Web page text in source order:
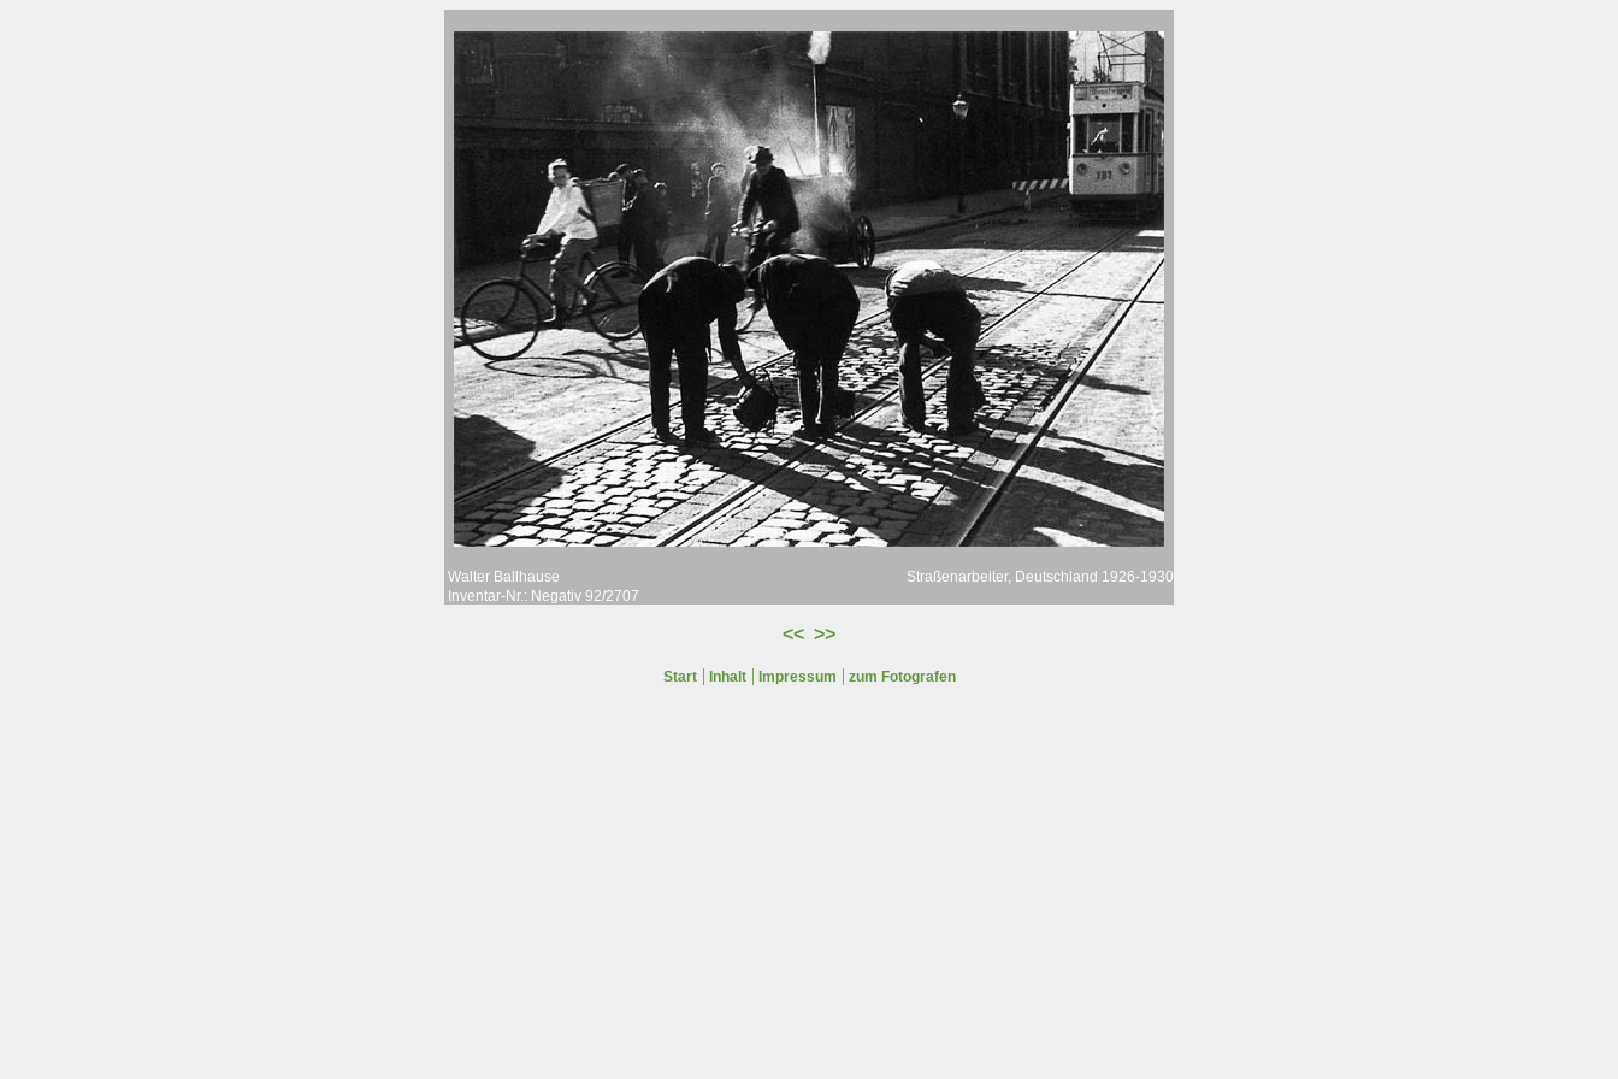
Walter Ballhause
Straßenarbeiter, Deutschland 1926-1930
Inventar-Nr.: Negativ 92/2707
<< >>
Start| Inhalt| Impressum | zum Fotografen